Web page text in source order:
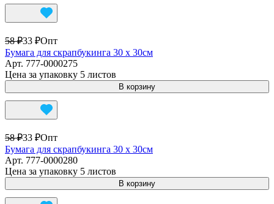
58 ₽33 ₽Опт
Бумага для скрапбукинга 30 х 30см
Арт. 777-0000275
Цена за упаковку 5 листов
В корзину
58 ₽33 ₽Опт
Бумага для скрапбукинга 30 х 30см
Арт. 777-0000280
Цена за упаковку 5 листов
В корзину